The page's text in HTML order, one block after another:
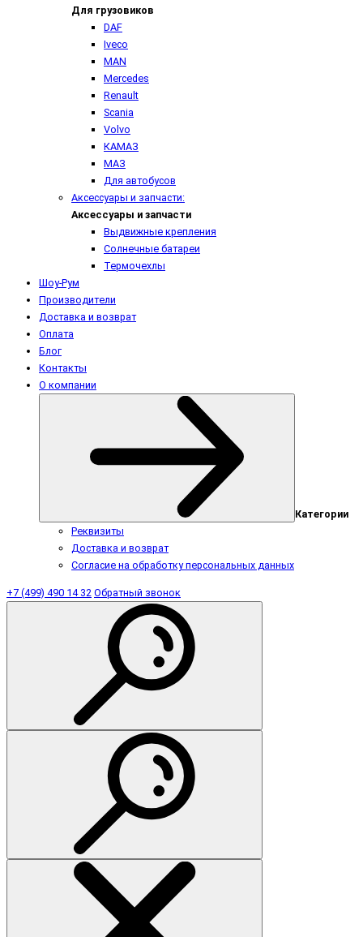
Для грузовиков
DAF
Iveco
MAN
Mercedes
Renault
Scania
Volvo
КАМАЗ
МАЗ
Для автобусов
Аксессуары и запчасти:
Аксессуары и запчасти
Выдвижные крепления
Солнечные батареи
Термочехлы
Шоу-Рум
Производители
Доставка и возврат
Оплата
Блог
Контакты
О компании
Категории
Реквизиты
Доставка и возврат
Согласие на обработку персональных данных
+7 (499) 490 14 32 Обратный звонок